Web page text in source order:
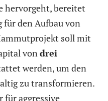
hervorgeht, bereitet
den Aufbau von
soll mit
vondrei
werden, um den
zu transformieren.
für aggressive